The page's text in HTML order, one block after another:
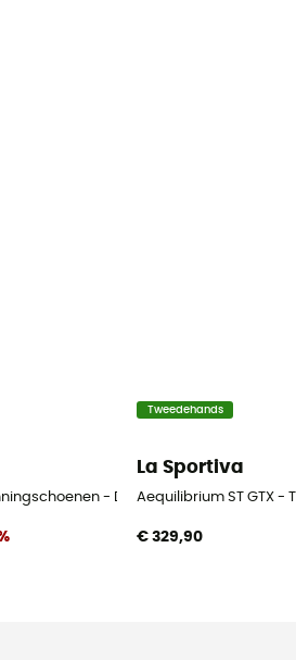
- Dames
Tweedehands
La Sportiva
Aequilibrium ST GTX -
€ 329,90